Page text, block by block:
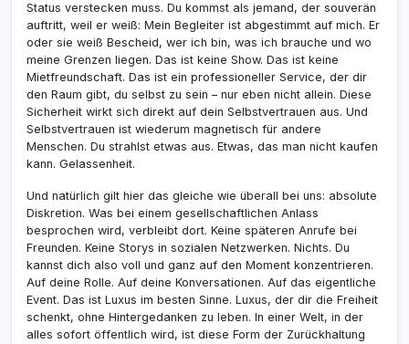
Status verstecken muss. Du kommst als jemand, der souverän
auftritt, weil er weiß: Mein Begleiter ist abgestimmt auf mich. Er
oder sie weiß Bescheid, wer ich bin, was ich brauche und wo
meine Grenzen liegen. Das ist keine Show. Das ist keine
Mietfreundschaft. Das ist ein professioneller Service, der dir
den Raum gibt, du selbst zu sein – nur eben nicht allein. Diese
Sicherheit wirkt sich direkt auf dein Selbstvertrauen aus. Und
Selbstvertrauen ist wiederum magnetisch für andere
Menschen. Du strahlst etwas aus. Etwas, das man nicht kaufen
kann. Gelassenheit.
Und natürlich gilt hier das gleiche wie überall bei uns: absolute
Diskretion. Was bei einem gesellschaftlichen Anlass
besprochen wird, verbleibt dort. Keine späteren Anrufe bei
Freunden. Keine Storys in sozialen Netzwerken. Nichts. Du
kannst dich also voll und ganz auf den Moment konzentrieren.
Auf deine Rolle. Auf deine Konversationen. Auf das eigentliche
Event. Das ist Luxus im besten Sinne. Luxus, der dir die Freiheit
schenkt, ohne Hintergedanken zu leben. In einer Welt, in der
alles sofort öffentlich wird, ist diese Form der Zurückhaltung